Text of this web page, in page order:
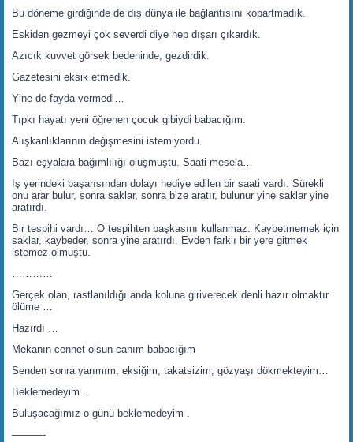
Bu döneme girdiğinde de dış dünya ile bağlantısını kopartmadık.
Eskiden gezmeyi çok severdi diye hep dışarı çıkardık.
Azıcık kuvvet görsek bedeninde, gezdirdik.
Gazetesini eksik etmedik.
Yine de fayda vermedi…
Tıpkı hayatı yeni öğrenen çocuk gibiydi babacığım.
Alışkanlıklarının değişmesini istemiyordu.
Bazı eşyalara bağımlılığı oluşmuştu. Saati mesela…
İş yerindeki başarısından dolayı hediye edilen bir saati vardı. Sürekli
onu arar bulur, sonra saklar, sonra bize aratır, bulunur yine saklar yine
aratırdı.
Bir tespihi vardı… O tespihten başkasını kullanmaz. Kaybetmemek için
saklar, kaybeder, sonra yine aratırdı. Evden farklı bir yere gitmek
istemez olmuştu.
…………
Gerçek olan, rastlanıldığı anda koluna giriverecek denli hazır olmaktır
ölüme …
Hazırdı …
Mekanın cennet olsun canım babacığım
Senden sonra yarımım, eksiğim, takatsizim, gözyaşı dökmekteyim…
Beklemedeyim…
Buluşacağımız o günü beklemedeyim .
———-